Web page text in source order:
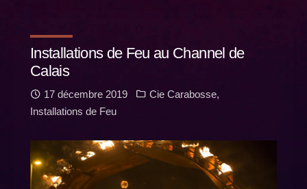
Installations de Feu au Channel de
Calais
17 décembre 2019 Cie Carabosse,
Installations de Feu